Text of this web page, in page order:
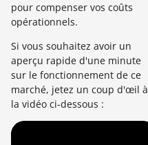
pour compenser vos coûts
opérationnels.
Si vous souhaitez avoir un
aperçu rapide d'une minute
sur le fonctionnement de ce
marché, jetez un coup d'œil à
la vidéo ci-dessous :